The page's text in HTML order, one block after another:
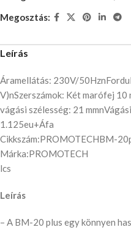
Megosztás:
Leírás
Áramellátás: 230V/
V)nSzerszámok: Két marófej
vágási szélesség: 21
1.125eu+Áfa
Cikkszám:PROMOTECHBM-
Márka:PROMOTECH
lcs
Leírás
– A BM-20 plus egy könnyen